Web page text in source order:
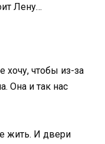
Лену…
хочу, чтобы из-за
Она и так нас
жить. И двери